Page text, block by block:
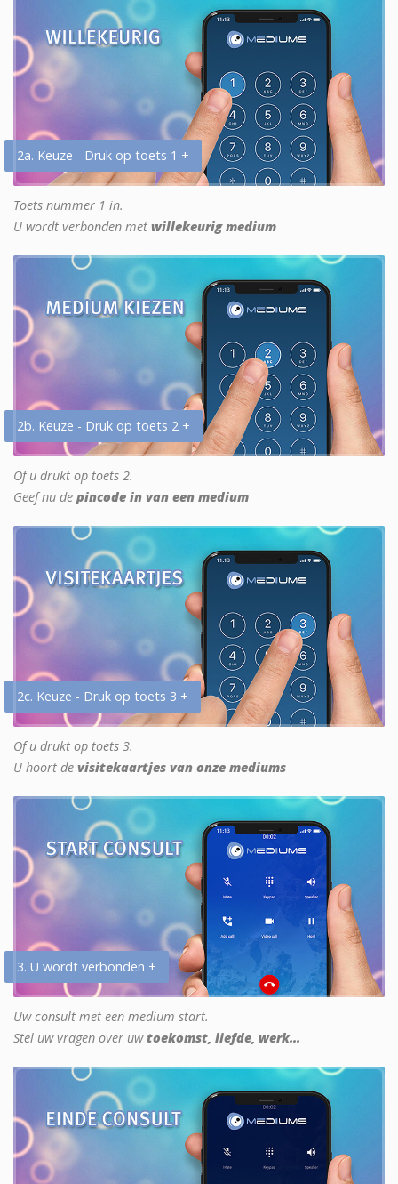
2a. Keuze - Druk op toets 1 +
Toets nummer 1 in.
U wordt verbonden met willekeurig medium
2b. Keuze - Druk op toets 2 +
Of u drukt op toets 2.
Geef nu de pincode in van een medium
2c. Keuze - Druk op toets 3 +
Of u drukt op toets 3.
U hoort de visitekaartjes van onze mediums
3. U wordt verbonden +
Uw consult met een medium start.
Stel uw vragen over uwtoekomst, liefde, werk...